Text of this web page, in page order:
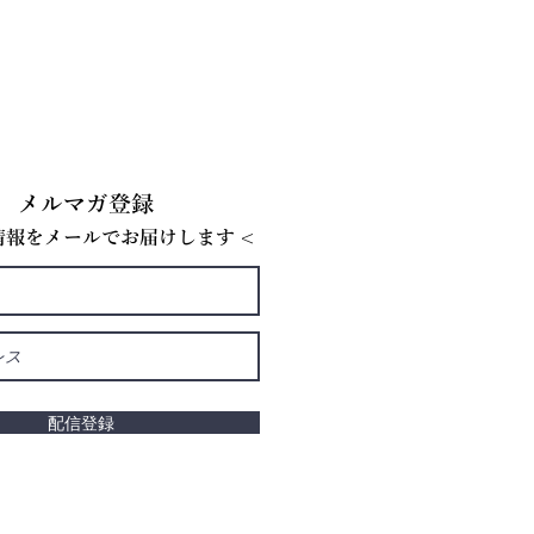
メルマガ登録
をメールでお届けします <
配信登録